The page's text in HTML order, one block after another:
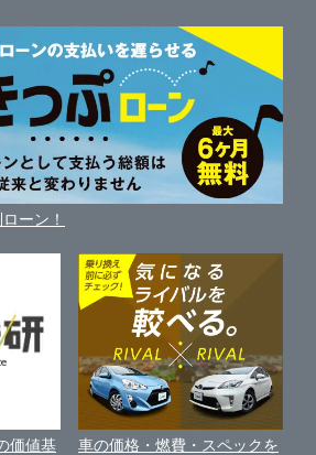
グ
る
ーン
識
す
質問
月更新）
グ
する基本方針
示
ーン！
価値基 車の価格・燃費・スペックを